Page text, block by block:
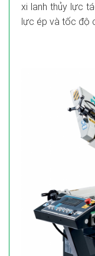
xi lanh thủy lực
lực ép và tốc độ